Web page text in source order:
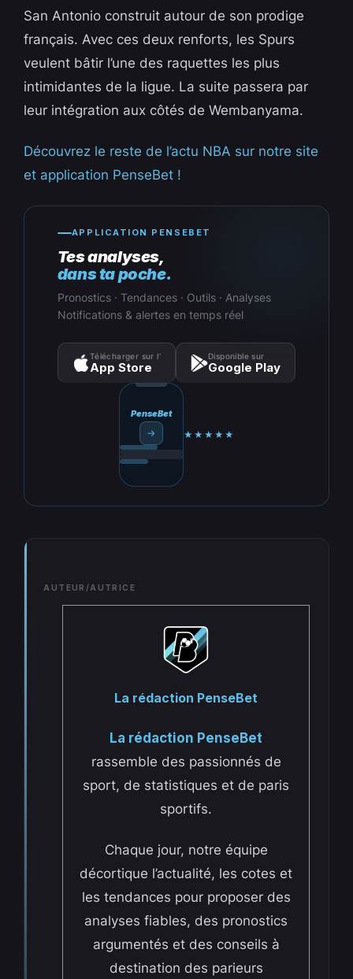
San Antonio construit autour de son prodige
français. Avec ces deux renforts, les Spurs
veulent bâtir l’une des raquettes les plus
intimidantes de la ligue. La suite passera par
leur intégration aux côtés de Wembanyama.
Découvrez le reste de l’actu NBA sur notre site
et application PenseBet !
APPLICATION PENSEBET
Tes analyses,
dans ta poche.
Pronostics · Tendances · Outils · Analyses
Notifications & alertes en temps réel
Télécharger sur l’
App Store
Disponible sur
Google Play
PenseBet
→ ★★★★★
AUTEUR/AUTRICE
La rédaction PenseBet
La rédaction PenseBet
rassemble des passionnés de
sport, de statistiques et de paris
sportifs.
Chaque jour, notre équipe
décortique l’actualité, les cotes et
les tendances pour proposer des
analyses fiables, des pronostics
argumentés et des conseils à
destination des parieurs